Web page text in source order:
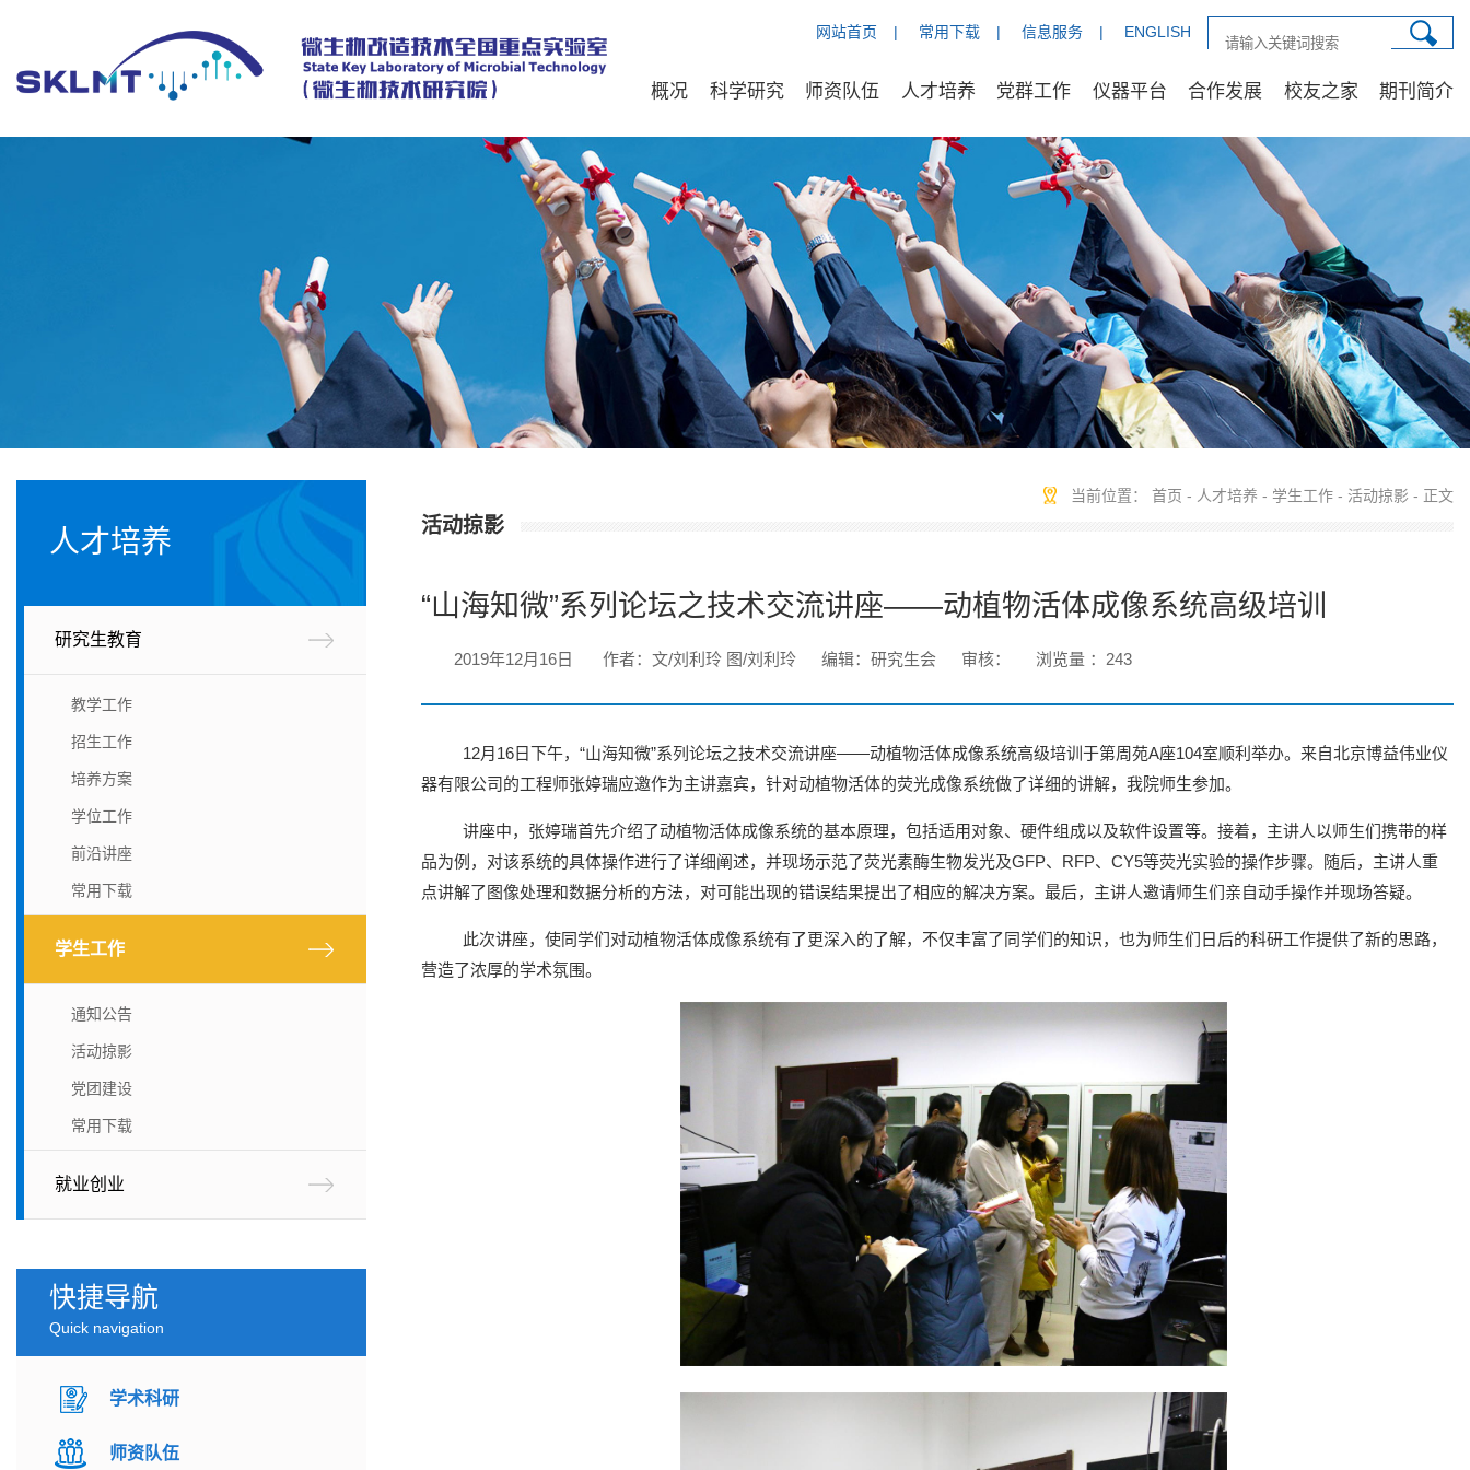
网站首页 | 常用下载 | 信息服务 | ENGLISH
概况 科学研究 师资队伍 人才培养 党群工作 仪器平台 合作发展 校友之家 期刊简介
人才培养
研究生教育
教学工作
招生工作
培养方案
学位工作
前沿讲座
常用下载
学生工作
通知公告
活动掠影
党团建设
常用下载
就业创业
快捷导航
Quick navigation
学术科研
师资队伍
当前位置： 首页 - 人才培养 - 学生工作 - 活动掠影 - 正文
活动掠影
“山海知微”系列论坛之技术交流讲座——动植物活体成像系统高级培训
2019年12月16日 作者：文/刘利玲 图/刘利玲 编辑：研究生会 审核： 浏览量 ： 243
12月16日下午，“山海知微”系列论坛之技术交流讲座——动植物活体成像系统高级培训于第周苑A座104室顺利举办。来自北京博益伟业仪
器有限公司的工程师张婷瑞应邀作为主讲嘉宾，针对动植物活体的荧光成像系统做了详细的讲解，我院师生参加。
讲座中，张婷瑞首先介绍了动植物活体成像系统的基本原理，包括适用对象、硬件组成以及软件设置等。接着，主讲人以师生们携带的样
品为例，对该系统的具体操作进行了详细阐述，并现场示范了荧光素酶生物发光及GFP、RFP、CY5等荧光实验的操作步骤。随后，主讲人重
点讲解了图像处理和数据分析的方法，对可能出现的错误结果提出了相应的解决方案。最后，主讲人邀请师生们亲自动手操作并现场答疑。
此次讲座，使同学们对动植物活体成像系统有了更深入的了解，不仅丰富了同学们的知识，也为师生们日后的科研工作提供了新的思路，
营造了浓厚的学术氛围。